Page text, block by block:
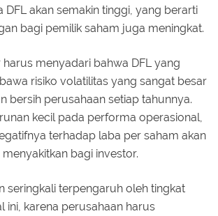
DFL akan semakin tinggi, yang berarti
bagi pemilik saham juga meningkat.
menyadari bahwa DFL yang
risiko volatilitas yang sangat besar
bersih perusahaan setiap tahunnya.
kecil pada performa operasional,
terhadap laba per saham akan
bagi investor.
seringkali terpengaruh oleh tingkat
ini, karena perusahaan harus